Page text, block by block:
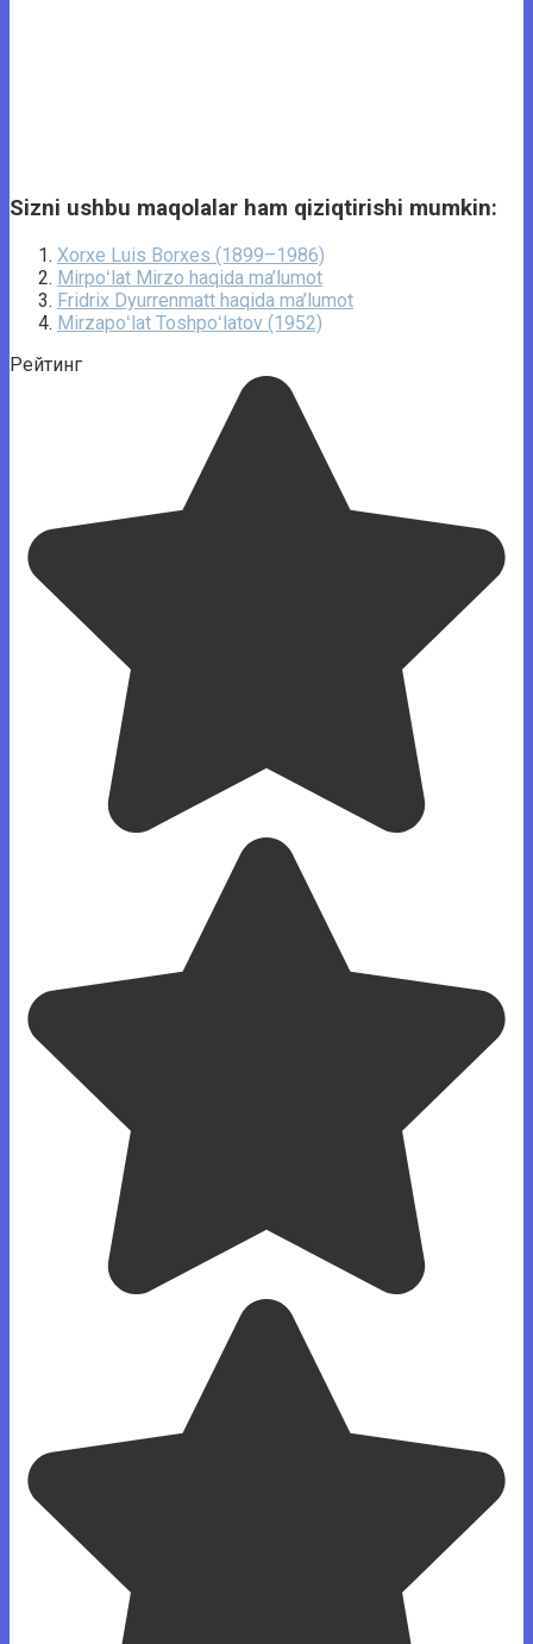
Sizni ushbu maqolalar ham qiziqtirishi mumkin:
Xorxe Luis Borxes (1899–1986)
Mirpoʻlat Mirzo haqida ma’lumot
Fridrix Dyurrenmatt haqida ma’lumot
Mirzapoʻlat Toshpoʻlatov (1952)
Рейтинг